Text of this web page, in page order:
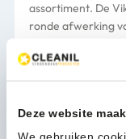
Deze website
We gebruiken
assortiment. De
ronde afwerking
effectiviteit. De
worden
Verpakking